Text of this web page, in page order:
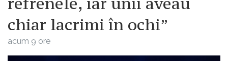
chiar lacrimi în ochi”
acum 9 ore